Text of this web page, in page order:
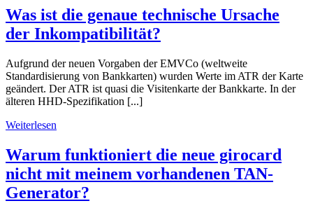
Was ist die genaue technische Ursache
der Inkompatibilität?
Aufgrund der neuen Vorgaben der EMVCo (weltweite
Standardisierung von Bankkarten) wurden Werte im ATR der Karte
geändert. Der ATR ist quasi die Visitenkarte der Bankkarte. In der
älteren HHD-Spezifikation [...]
Weiterlesen
Warum funktioniert die neue girocard
nicht mit meinem vorhandenen TAN-
Generator?